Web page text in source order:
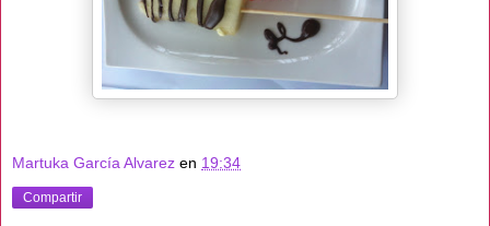
Martuka García Alvarez en 19:34
Compartir